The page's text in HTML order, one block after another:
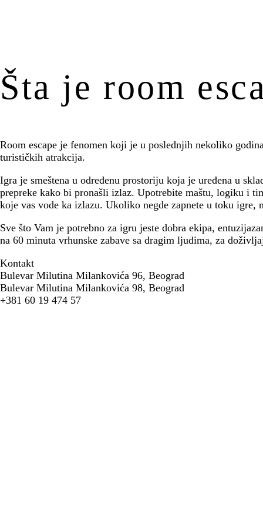
Šta je room
Room escape je fenomen koji je u poslednjih nekoliko
turističkih atrakcija.
Igra je smeštena u određenu prostoriju koja je uređena u
prepreke kako bi pronašli izlaz. Upotrebite maštu, logiku i
koje vas vode ka izlazu. Ukoliko negde zapnete u toku
Sve što Vam je potrebno za igru jeste dobra ekipa,
na 60 minuta vrhunske zabave sa dragim ljudima, za
Kontakt
Bulevar Milutina Milankovića 96, Beograd
Bulevar Milutina Milankovića 98, Beograd
+381 60 19 474 57